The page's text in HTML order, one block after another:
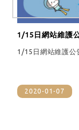
1/15日網站維護
1/15日網站維護公
2020-01-07